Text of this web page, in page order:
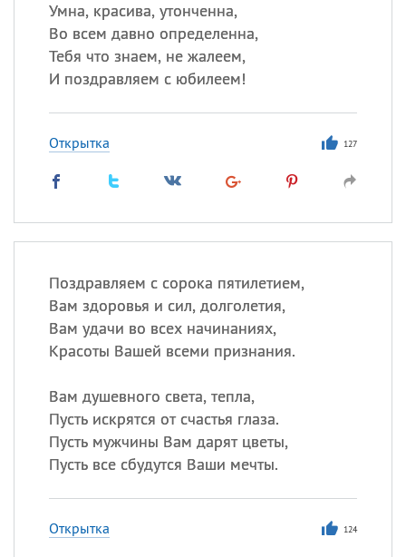
Умна, красива, утонченна,
Во всем давно определенна,
Тебя что знаем, не жалеем,
И поздравляем с юбилеем!
Открытка 127
Поздравляем с сорока пятилетием,
Вам здоровья и сил, долголетия,
Вам удачи во всех начинаниях,
Красоты Вашей всеми признания.
Вам душевного света, тепла,
Пусть искрятся от счастья глаза.
Пусть мужчины Вам дарят цветы,
Пусть все сбудутся Ваши мечты.
Открытка 124
ИМЕНА
Сегодня празднуют именины
Посмотреть значениеи
происхождение